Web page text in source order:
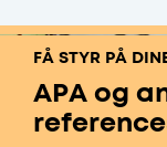
FÅ STYR PÅ
APA og